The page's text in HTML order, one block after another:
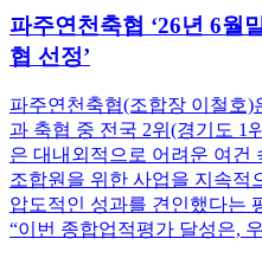
파주연천축협 ‘26년 6월
협 선정’
파주연천축협(조합장 이철호)
과 축협 중 전국 2위(경기도 1
은 대내외적으로 어려운 여건
조합원을 위한 사업을 지속적
압도적인 성과를 견인했다는
“이번 종합업적평가 달성은,